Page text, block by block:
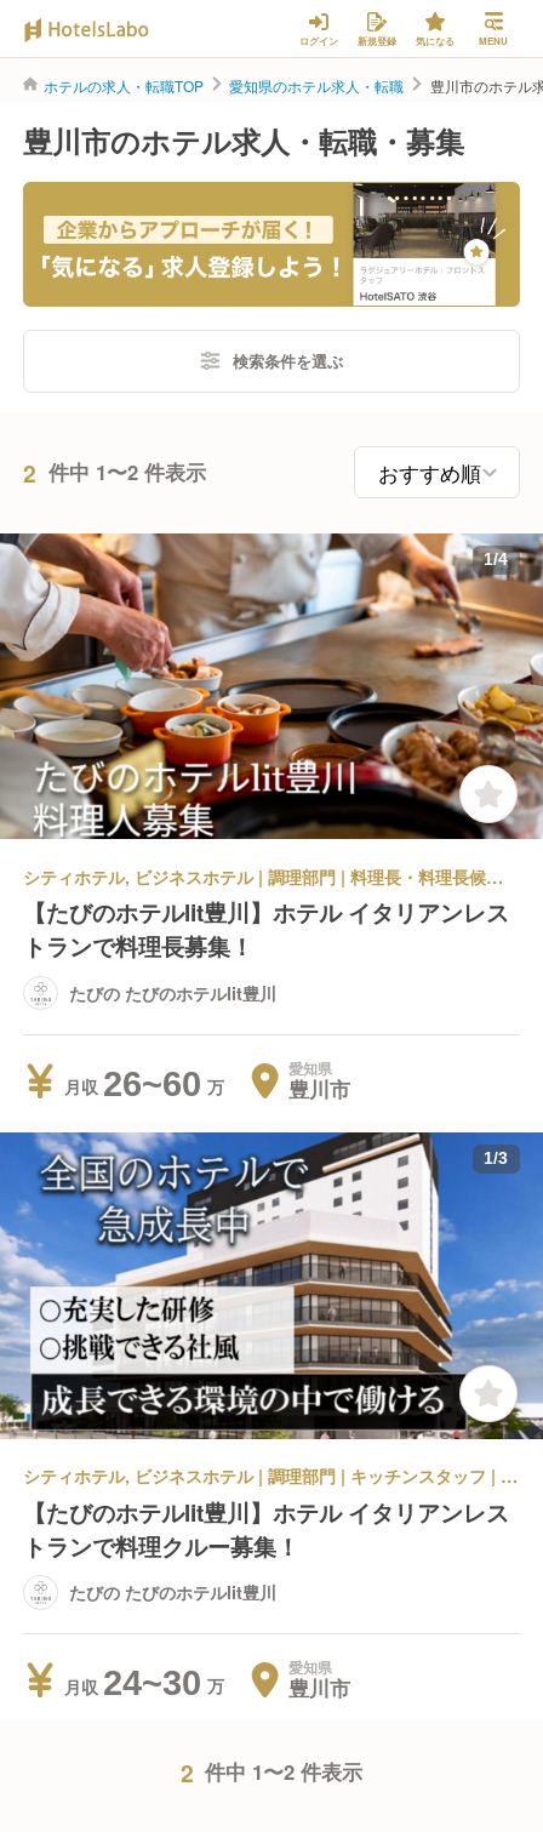
ログイン 新規登録 気になる MENU
ホテルの求人・転職TOP 愛知県のホテル求人・転職 豊川市のホテル
豊川市のホテル求人・転職・募集
検索条件を選ぶ
2 件中 1〜2 件表示
1/4
シティホテル, ビジネスホテル | 調理部門 | 料理長・料理長候補 | たびの たびのホテルlit豊川
【たびのホテルlit豊川】ホテル イタリアンレス
トランで料理長募集！
たびの たびのホテルlit豊川
月収 26~60 愛知県
豊川市
1/3
シティホテル, ビジネスホテル | 調理部門 | キッチンスタッフ | たびの たびのホテルlit豊川
【たびのホテルlit豊川】ホテル イタリアンレス
トランで料理クルー募集！
たびの たびのホテルlit豊川
月収 24~30 愛知県
豊川市
2 件中 1〜2 件表示